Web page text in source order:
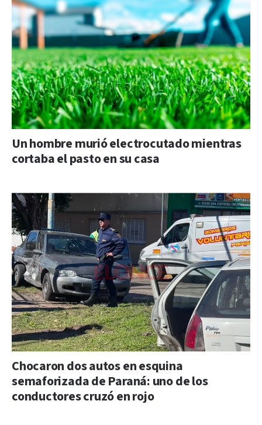
Un hombre murió electrocutado mientras
cortaba el pasto en su casa
Chocaron dos autos en esquina
semaforizada de Paraná: uno de los
conductores cruzó en rojo